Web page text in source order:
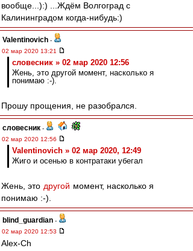
вообще...):) ...Ждём Волгоград с
Калининградом когда-нибудь:)
Valentinovich -
02 мар 2020 13:21
словесник » 02 мар 2020 12:56
Жень, это другой момент, насколько я
понимаю :-).
Прошу прощения, не разобрался.
словесник -
02 мар 2020 12:56
Valentinovich » 02 мар 2020, 12:49
Жиго и осенью в контратаки убегал
Жень, это другой момент, насколько я
понимаю :-).
blind_guardian -
02 мар 2020 12:53
Alex-Ch